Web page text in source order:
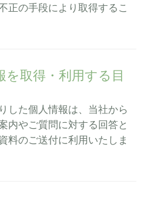
正の手段により取得するこ
を取得・利用する目
した個人情報は、当社から
内やご質問に対する回答と
料のご送付に利用いたしま